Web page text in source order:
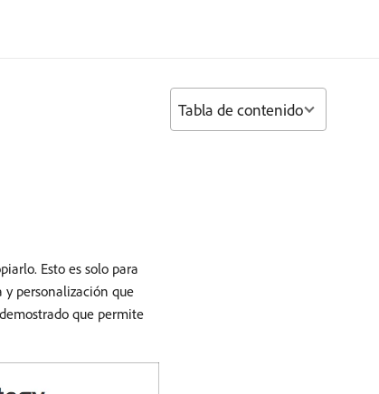
Esto es solo para
y personalización que
que permite
Tabla de contenido